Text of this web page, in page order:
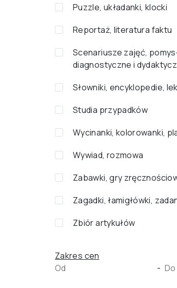
Puzzle, układanki, klocki
Reportaż, literatura faktu
Scenariusze zajęć,
diagnostyczne i
Słowniki, encyklopedie,
Studia przypadków
Wycinanki, kolorowanki,
Wywiad, rozmowa
Zabawki, gry
Zagadki, łamigłówki,
Zbiór artykułów
Zakres cen
-